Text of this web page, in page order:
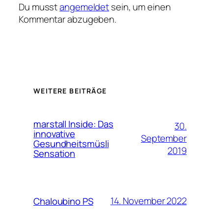
Du musstangemeldetsein, um einen
Kommentar abzugeben.
WEITERE BEITRÄGE
marstall Inside: Das
innovative
Gesundheitsmüsli
Sensation
30.
September
2019
Chaloubino PS 14. November 2022